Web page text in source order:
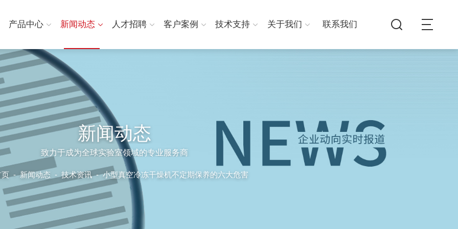
产品中心 新闻动态 人才招聘 客户案例 技术支持 关于我们 联系我们
新闻动态
致力于成为全球实验室领域的专业服务商
-新闻动态 -技术资讯 -小型真空冷冻干燥机不定期保养的六大危害